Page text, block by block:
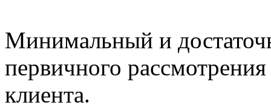
Минимальный и
первичного
клиента.